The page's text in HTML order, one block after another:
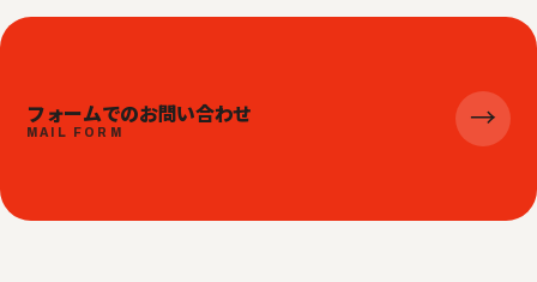
フォームでのお問い合わせ
MAIL FORM →